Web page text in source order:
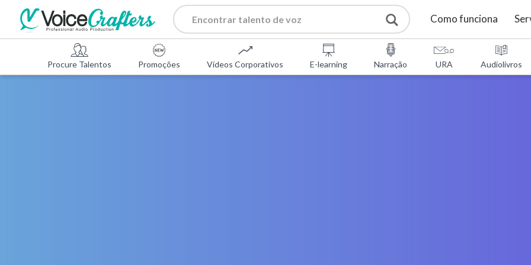
Como funciona
Procure Talentos Promoções Vídeos Corporativos E-learning Narração URA Audiolivros